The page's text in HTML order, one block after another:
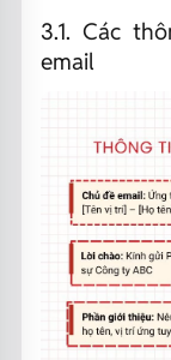
3.1. Các
email